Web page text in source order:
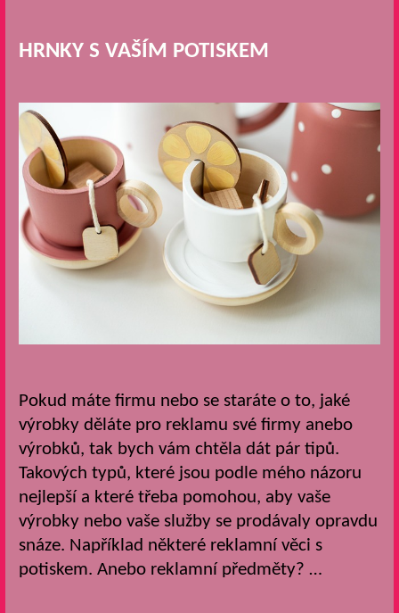
HRNKY S VAŠÍM POTISKEM
Pokud máte firmu nebo se staráte o to, jaké
výrobky děláte pro reklamu své firmy anebo
výrobků, tak bych vám chtěla dát pár tipů.
Takových typů, které jsou podle mého názoru
nejlepší a které třeba pomohou, aby vaše
výrobky nebo vaše služby se prodávaly opravdu
snáze. Například některé reklamní věci s
potiskem. Anebo reklamní předměty? …